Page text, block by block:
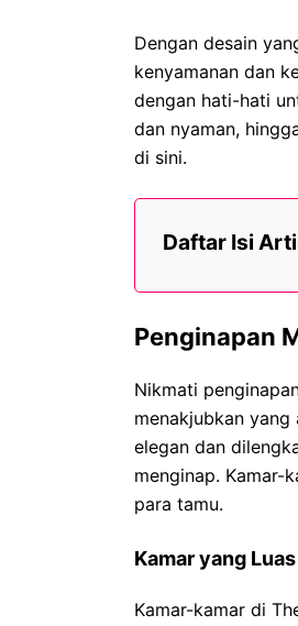
Dengan desain
kenyamanan dan
dengan hati-hati
dan nyaman,
di sini.
Daftar Isi
Penginapan
Nikmati
menakjubkan
elegan dan
menginap. Kamar-
para tamu.
Kamar yang
Kamar-kamar di